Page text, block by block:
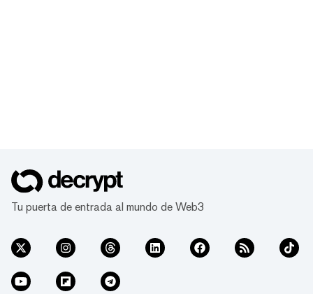
Tu puerta de entrada al mundo de Web3